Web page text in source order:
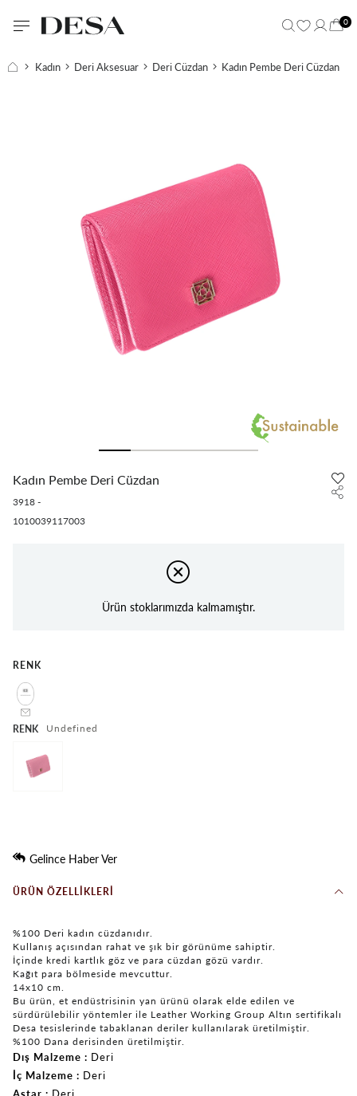
0
Kadın Deri Aksesuar Deri Cüzdan Kadın Pembe Deri Cüzdan
Kadın Pembe Deri Cüzdan
3918 -
1010039117003
Ürün stoklarımızda kalmamıştır.
RENK
RENK undefined
Gelince Haber Ver
ÜRÜN ÖZELLIKLERI
%100 Deri kadın cüzdanıdır.
Kullanış açısından rahat ve şık bir görünüme sahiptir.
İçinde kredi kartlık göz ve para cüzdan gözü vardır.
Kağıt para bölmeside mevcuttur.
14x10 cm.
Bu ürün, et endüstrisinin yan ürünü olarak elde edilen ve
sürdürülebilir yöntemler ile Leather Working Group Altın sertifikalı
Desa tesislerinde tabaklanan deriler kullanılarak üretilmiştir.
%100 Dana derisinden üretilmiştir.
Dış Malzeme
Deri
İç Malzeme
Deri